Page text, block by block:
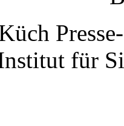
für